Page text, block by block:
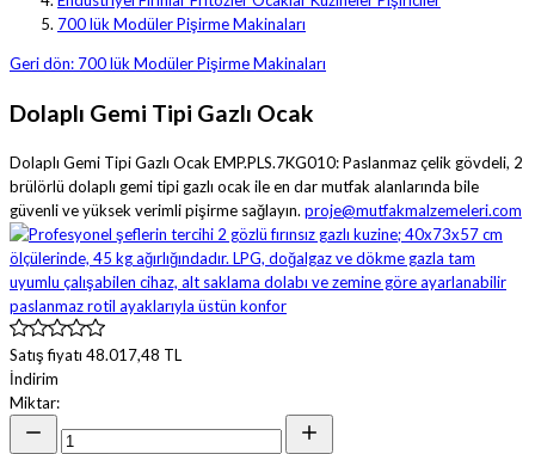
700 lük Modüler Pişirme Makinaları
Geri dön: 700 lük Modüler Pişirme Makinaları
Dolaplı Gemi Tipi Gazlı Ocak
Dolaplı Gemi Tipi Gazlı Ocak EMP.PLS.7KG010: Paslanmaz çelik gövdeli, 2
brülörlü dolaplı gemi tipi gazlı ocak ile en dar mutfak alanlarında bile
güvenli ve yüksek verimli pişirme sağlayın. proje@mutfakmalzemeleri.com
Satış fiyatı 48.017,48 TL
İndirim
Miktar: